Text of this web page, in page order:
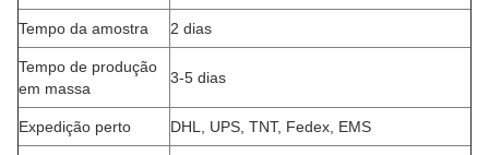
Tempo da amostra 2 dias
Tempo de produção
em massa
3-5 dias
Expedição perto DHL, UPS, TNT, Fedex, EMS